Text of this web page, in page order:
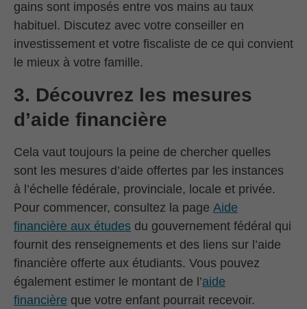
gains sont imposés entre vos mains au taux
habituel. Discutez avec votre conseiller en
investissement et votre fiscaliste de ce qui convient
le mieux à votre famille.
3. Découvrez les mesures
d’aide financière
Cela vaut toujours la peine de chercher quelles
sont les mesures d’aide offertes par les instances
à l’échelle fédérale, provinciale, locale et privée.
Pour commencer, consultez la page Aide
financière aux études du gouvernement fédéral qui
fournit des renseignements et des liens sur l’aide
financière offerte aux étudiants. Vous pouvez
également estimer le montant de l’aide
financière que votre enfant pourrait recevoir.